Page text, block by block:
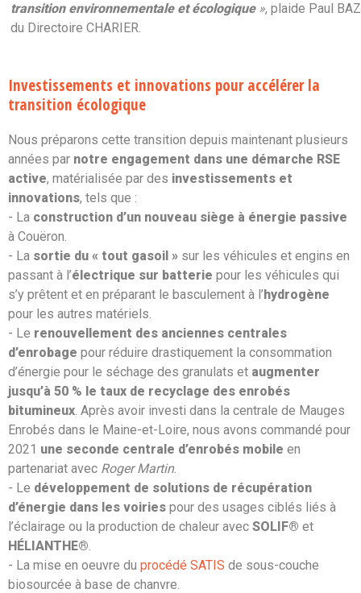
transition environnementale et écologique», plaide Paul
du Directoire CHARIER.
Investissements et innovations pour accélérer la
transition écologique
Nous préparons cette transition depuis maintenant plusieurs
années par notre engagement dans une démarche RSE
active, matérialisée par des investissements et
innovations, tels que :
- La construction d’un nouveau siège à énergie passive
à Couëron.
- La sortie du « tout gasoil » sur les véhicules et engins en
passant à l’électrique sur batterie pour les véhicules qui
s’y prêtent et en préparant le basculement à l’hydrogène
pour les autres matériels.
- Le renouvellement des anciennes centrales
d’enrobage pour réduire drastiquement la consommation
d’énergie pour le séchage des granulats et augmenter
jusqu’à 50 % le taux de recyclage des enrobés
bitumineux. Après avoir investi dans la centrale de Mauges
Enrobés dans le Maine-et-Loire, nous avons commandé pour
2021 une seconde centrale d’enrobés mobile en
partenariat avec Roger Martin.
- Le développement de solutions de récupération
d’énergie dans les voiries pour des usages ciblés liés à
l’éclairage ou la production de chaleur avec SOLIF® et
HÉLIANTHE®.
- La mise en oeuvre du procédé SATIS de sous-couche
biosourcée à base de chanvre.